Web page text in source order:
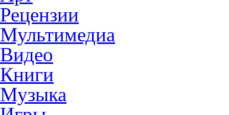
Рецензии
Мультимедиа
Видео
Книги
Музыка